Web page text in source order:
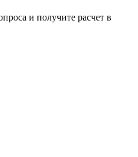
и получите расчет в